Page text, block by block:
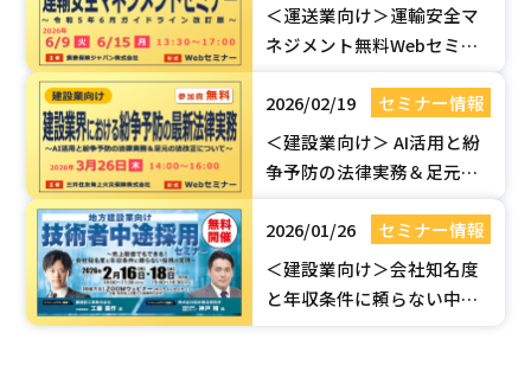
＜運送業向け＞運輸安全マ
ネジメント無料Webセミ
イン改訂版】| 国土交通省認
定セミナー
2026/02/19
セミナー情報
＜建設業向け＞ AI活用と紛
争予防の法律実務＆足元の
法）セミナー【無料Webセ
ミナー】
2026/01/26
セミナー情報
＜建設業向け＞会社知名度
と年収条件に頼らない中途